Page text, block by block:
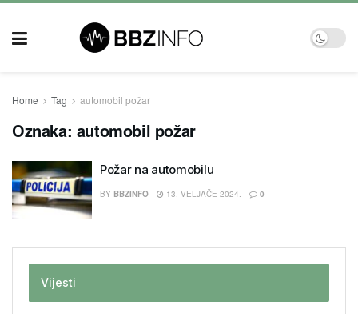
Home Tag automobil požar
Oznaka: automobil požar
Požar na automobilu
BY BBZINFO 13. VELJAČE 2024. 0
Vijesti